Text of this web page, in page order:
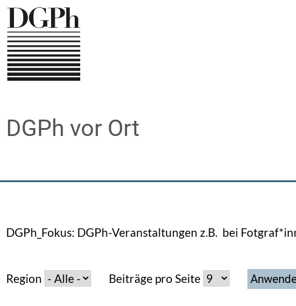
Direkt
zum
Inhalt
DGPh vor Ort
DGPh_Fokus: DGPh-Veranstaltungen z.B. bei
Region Beiträge pro Seite